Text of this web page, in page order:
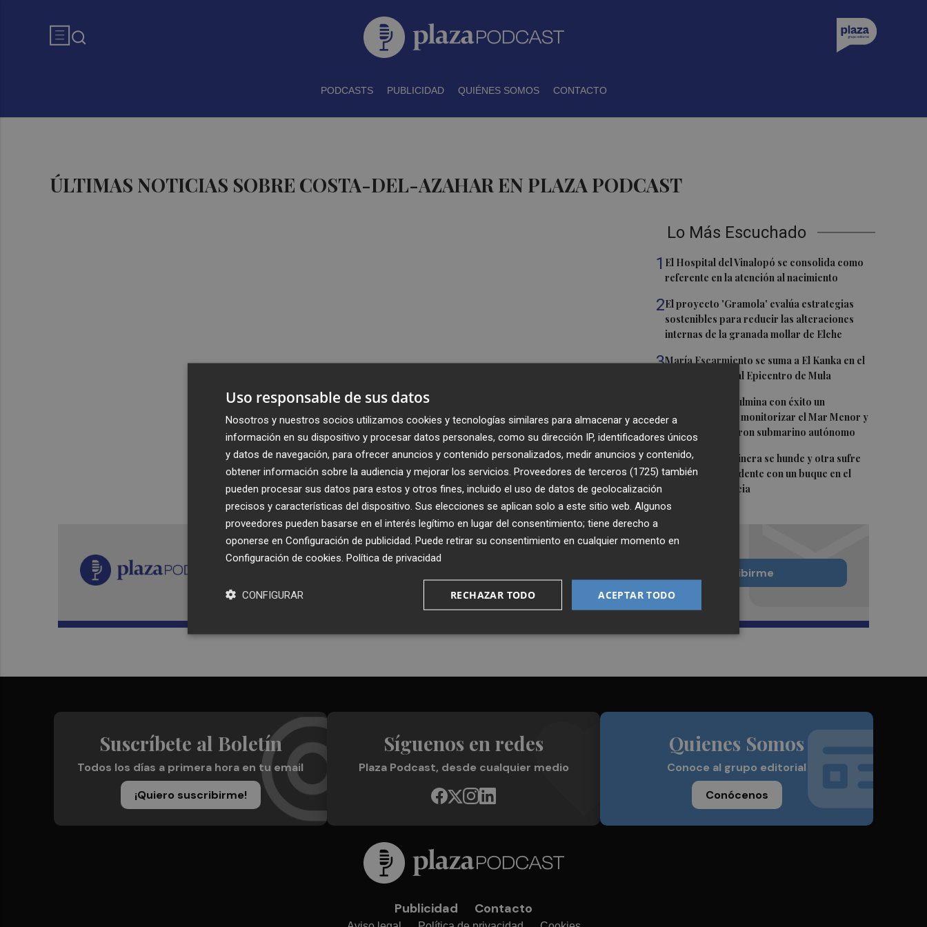
PODCASTS PUBLICIDAD QUIÉNES SOMOS CONTACTO
ÚLTIMAS NOTICIAS SOBRE COSTA-DEL-AZAHAR EN PLAZA PODCAST
Lo Más Escuchado
1 El Hospital del Vinalopó se consolida como
referente en la atención al nacimiento
2El proyecto 'Gramola' evalúa estrategias
sostenibles para reducir las alteraciones
internas de la granada mollar de Elche
3María Escarmiento se suma a El Kanka en el
cartel del festival Epicentro de Mula
UPCT Makers culmina con éxito un
catamarán para monitorizar el Mar Menor y
ya prepara un dron submarino autónomo
5Una batea clochinera se hunde y otra sufre
daños en un incidente con un buque en el
puerto de Valencia
Recibe toda la actualidad de
Plaza Podcast en tu correo
Quiero suscribirme
Suscríbete al Boletín
Todos los días a primera hora en tu email
¡Quiero suscribirme!
Síguenos en redes
Plaza Podcast, desde cualquier medio
Quienes Somos
Conoce al grupo editorial
Conócenos
Publicidad Contacto
Uso responsable de sus datos
Nosotros y nuestros socios utilizamos cookies y tecnologías similares para almacenar y acceder a
información en su dispositivo y procesar datos personales, como su dirección IP, identificadores únicos
y datos de navegación, para ofrecer anuncios y contenido personalizados, medir anuncios y contenido,
obtener información sobre la audiencia y mejorar los servicios. Proveedores de terceros (1725) también
pueden procesar sus datos para estos y otros fines, incluido el uso de datos de geolocalización
precisos y características del dispositivo. Sus elecciones se aplican solo a este sitio web. Algunos
proveedores pueden basarse en el interés legítimo en lugar del consentimiento; tiene derecho a
oponerse en Configuración de publicidad . Puede retirar su consentimiento en cualquier momento en
Configuración de cookies Política de privacidad
ACEPTAR TODO
RECHAZAR TODO
CONFIGURAR